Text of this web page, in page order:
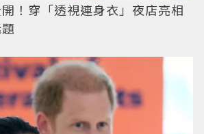
！穿「透視連身衣」夜店亮相